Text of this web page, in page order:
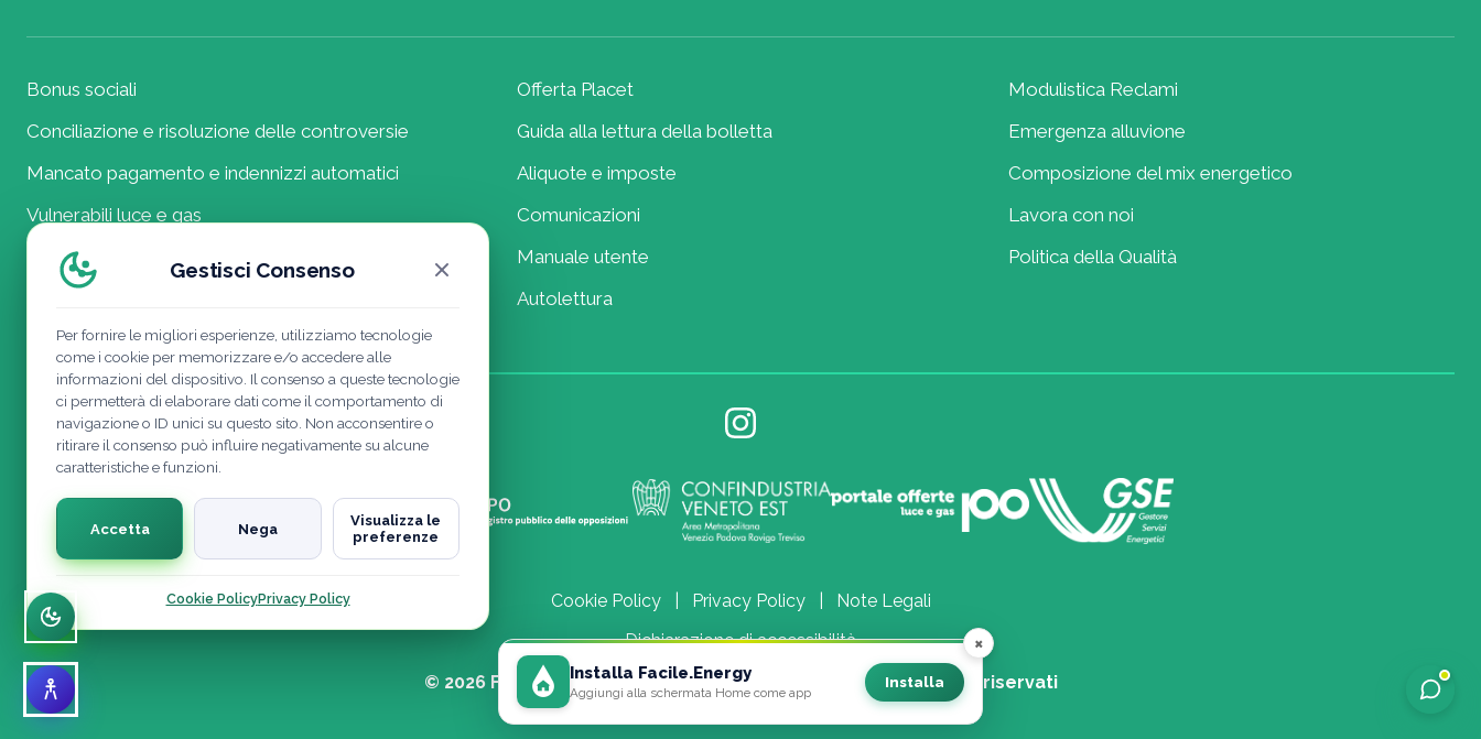
Bonus sociali
Conciliazione e risoluzione delle controversie
Mancato pagamento e indennizzi automatici
Vulnerabili luce e gas
Agevolazioni eventi meteorologici
Offerta Placet
Guida alla lettura della bolletta
Aliquote e imposte
Comunicazioni
Manuale utente
Autolettura
Modulistica Reclami
Emergenza alluvione
Composizione del mix energetico
Lavora con noi
Politica della Qualità
Cookie Policy Privacy Policy
Note Legali
Dichiarazione di accessibilità
© 2026 Facile.Energy powered by Utility Hub S.r.l. · Tutti i diritti riservati
Gestisci Consenso
Per fornire le migliori esperienze, utilizziamo tecnologie
come i cookie per memorizzare e/o accedere alle
informazioni del dispositivo. Il consenso a queste tecnologie
ci permetterà di elaborare dati come il comportamento di
navigazione o ID unici su questo sito. Non acconsentire o
ritirare il consenso può influire negativamente su alcune
caratteristiche e funzioni.
Accetta Nega
Visualizza le
preferenze
Cookie PolicyPrivacy Policy
Installa Facile.Energy
Aggiungi alla schermata Home come app
Installa
×